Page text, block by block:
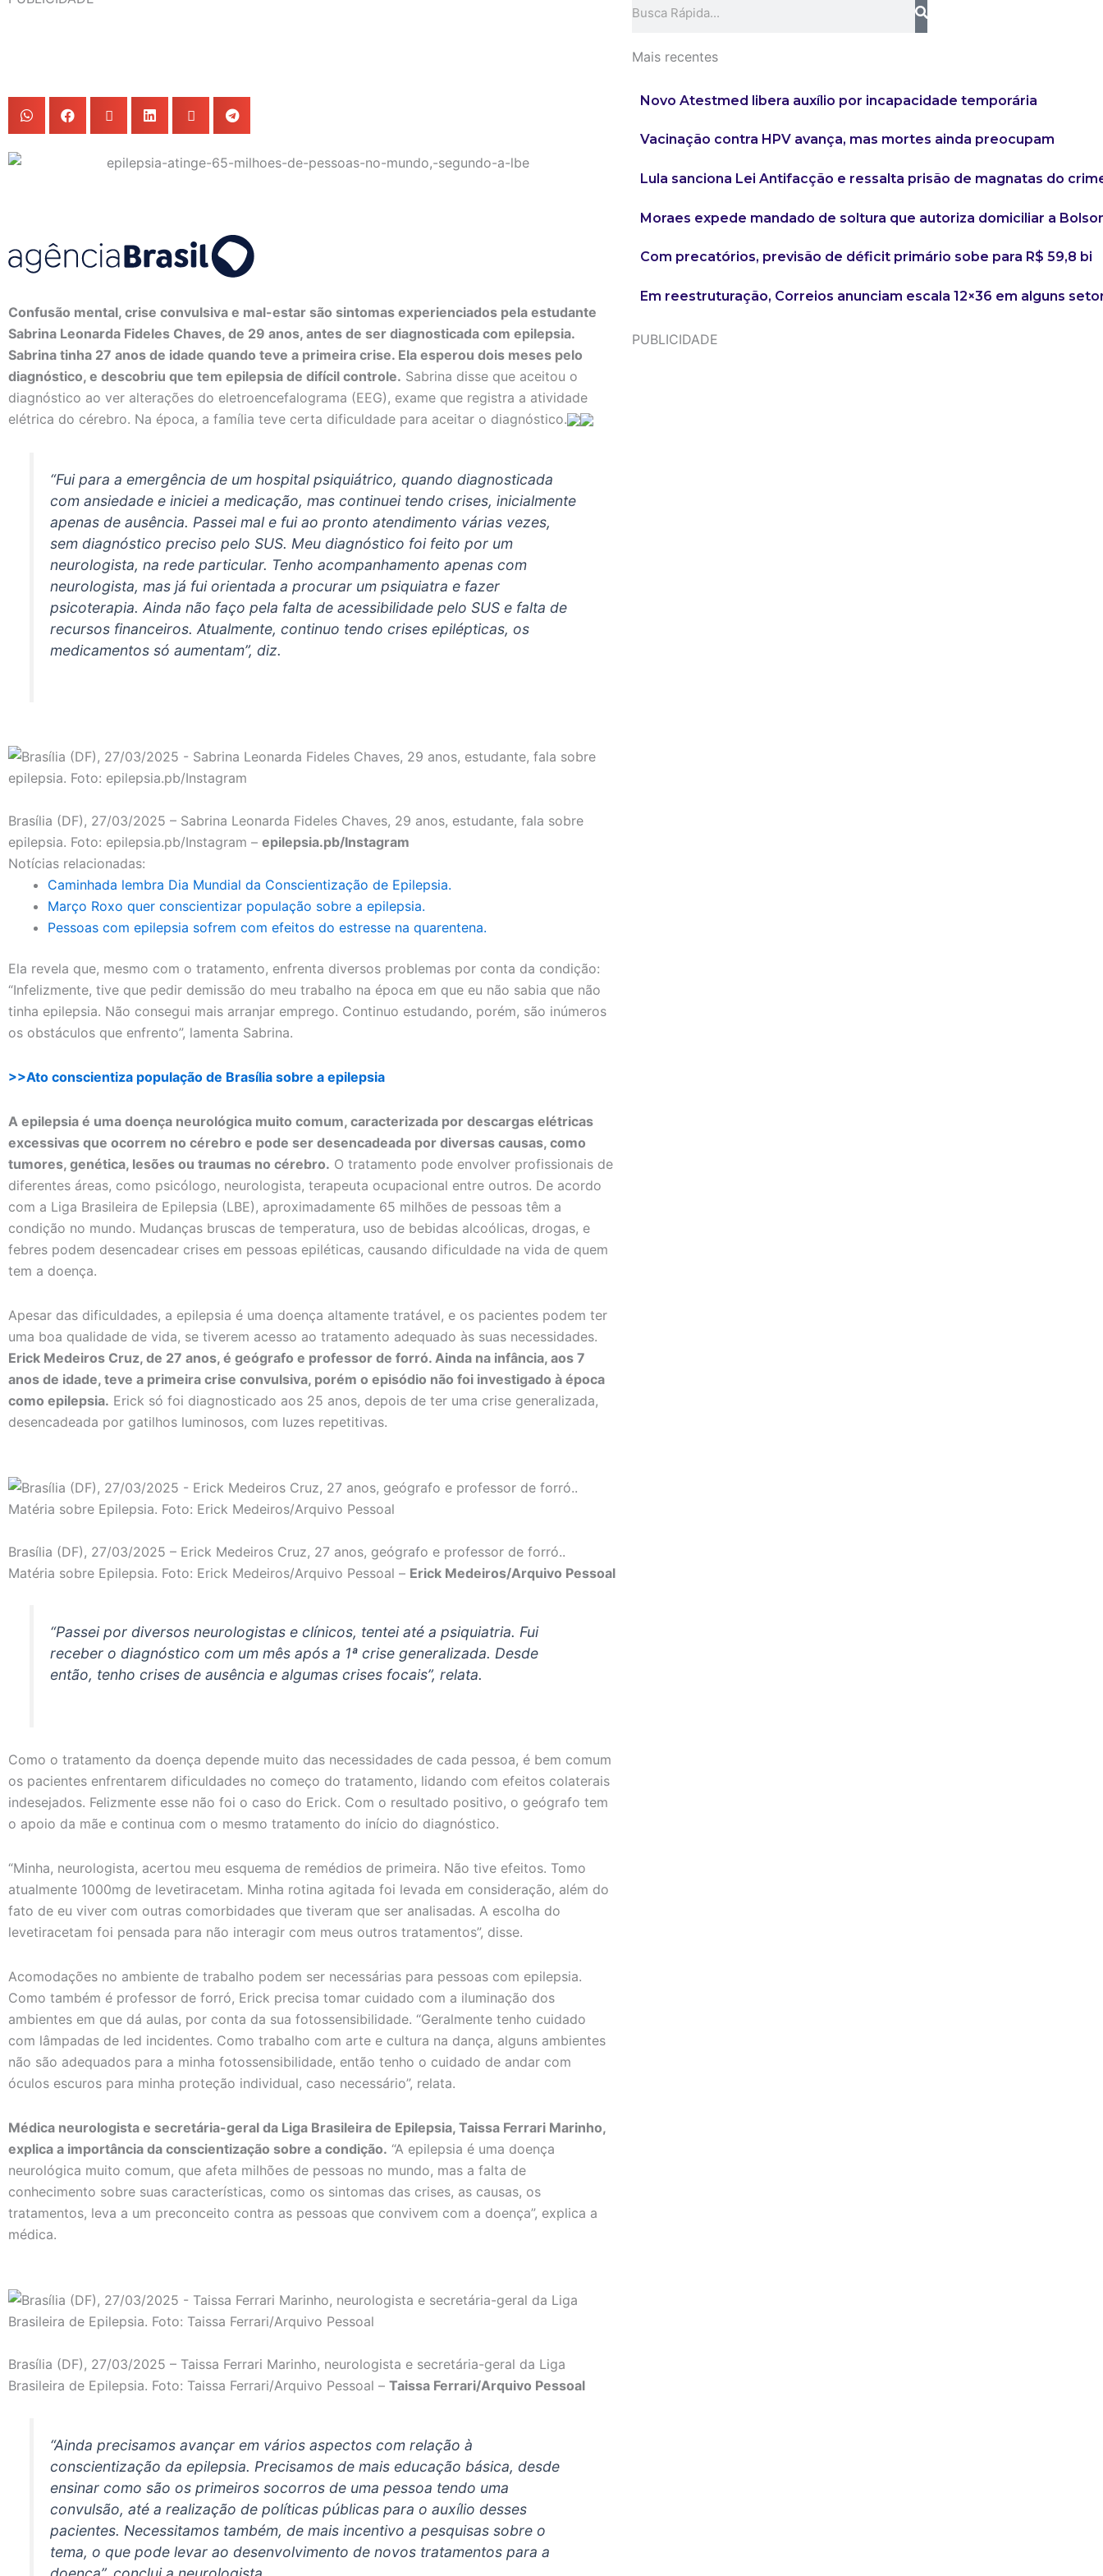
Confusão mental, crise convulsiva e mal-estar são sintomas experienciados pela estudante
Sabrina Leonarda Fideles Chaves, de 29 anos, antes de ser diagnosticada com epilepsia.
Sabrina tinha 27 anos de idade quando teve a primeira crise. Ela esperou dois meses pelo
diagnóstico, e descobriu que tem epilepsia de difícil controle. Sabrina disse que aceitou o
diagnóstico ao ver alterações do eletroencefalograma (EEG), exame que registra a atividade
elétrica do cérebro. Na época, a família teve certa dificuldade para aceitar o diagnóstico.
“Fui para a emergência de um hospital psiquiátrico, quando diagnosticada
com ansiedade e iniciei a medicação, mas continuei tendo crises, inicialmente
apenas de ausência. Passei mal e fui ao pronto atendimento várias vezes,
sem diagnóstico preciso pelo SUS. Meu diagnóstico foi feito por um
neurologista, na rede particular. Tenho acompanhamento apenas com
neurologista, mas já fui orientada a procurar um psiquiatra e fazer
psicoterapia. Ainda não faço pela falta de acessibilidade pelo SUS e falta de
recursos financeiros. Atualmente, continuo tendo crises epilépticas, os
medicamentos só aumentam”, diz.
Brasília (DF), 27/03/2025 – Sabrina Leonarda Fideles Chaves, 29 anos, estudante, fala sobre
epilepsia. Foto: epilepsia.pb/Instagram – epilepsia.pb/Instagram
Notícias relacionadas:
Caminhada lembra Dia Mundial da Conscientização de Epilepsia.
Março Roxo quer conscientizar população sobre a epilepsia.
Pessoas com epilepsia sofrem com efeitos do estresse na quarentena.
Ela revela que, mesmo com o tratamento, enfrenta diversos problemas por conta da condição:
“Infelizmente, tive que pedir demissão do meu trabalho na época em que eu não sabia que não
tinha epilepsia. Não consegui mais arranjar emprego. Continuo estudando, porém, são inúmeros
os obstáculos que enfrento”, lamenta Sabrina.
>>Ato conscientiza população de Brasília sobre a epilepsia
A epilepsia é uma doença neurológica muito comum, caracterizada por descargas elétricas
excessivas que ocorrem no cérebro e pode ser desencadeada por diversas causas, como
tumores, genética, lesões ou traumas no cérebro. O tratamento pode envolver profissionais de
diferentes áreas, como psicólogo, neurologista, terapeuta ocupacional entre outros. De acordo
com a Liga Brasileira de Epilepsia (LBE), aproximadamente 65 milhões de pessoas têm a
condição no mundo. Mudanças bruscas de temperatura, uso de bebidas alcoólicas, drogas, e
febres podem desencadear crises em pessoas epiléticas, causando dificuldade na vida de quem
tem a doença.
Apesar das dificuldades, a epilepsia é uma doença altamente tratável, e os pacientes podem ter
uma boa qualidade de vida, se tiverem acesso ao tratamento adequado às suas necessidades.
Erick Medeiros Cruz, de 27 anos, é geógrafo e professor de forró. Ainda na infância, aos 7
anos de idade, teve a primeira crise convulsiva, porém o episódio não foi investigado à época
como epilepsia. Erick só foi diagnosticado aos 25 anos, depois de ter uma crise generalizada,
desencadeada por gatilhos luminosos, com luzes repetitivas.
Brasília (DF), 27/03/2025 – Erick Medeiros Cruz, 27 anos, geógrafo e professor de forró..
Matéria sobre Epilepsia. Foto: Erick Medeiros/Arquivo Pessoal – Erick Medeiros/Arquivo Pessoal
“Passei por diversos neurologistas e clínicos, tentei até a psiquiatria. Fui
receber o diagnóstico com um mês após a 1ª crise generalizada. Desde
então, tenho crises de ausência e algumas crises focais”, relata.
Como o tratamento da doença depende muito das necessidades de cada pessoa, é bem comum
os pacientes enfrentarem dificuldades no começo do tratamento, lidando com efeitos colaterais
indesejados. Felizmente esse não foi o caso do Erick. Com o resultado positivo, o geógrafo tem
o apoio da mãe e continua com o mesmo tratamento do início do diagnóstico.
“Minha, neurologista, acertou meu esquema de remédios de primeira. Não tive efeitos. Tomo
atualmente 1000mg de levetiracetam. Minha rotina agitada foi levada em consideração, além do
fato de eu viver com outras comorbidades que tiveram que ser analisadas. A escolha do
levetiracetam foi pensada para não interagir com meus outros tratamentos”, disse.
Acomodações no ambiente de trabalho podem ser necessárias para pessoas com epilepsia.
Como também é professor de forró, Erick precisa tomar cuidado com a iluminação dos
ambientes em que dá aulas, por conta da sua fotossensibilidade. “Geralmente tenho cuidado
com lâmpadas de led incidentes. Como trabalho com arte e cultura na dança, alguns ambientes
não são adequados para a minha fotossensibilidade, então tenho o cuidado de andar com
óculos escuros para minha proteção individual, caso necessário”, relata.
Médica neurologista e secretária-geral da Liga Brasileira de Epilepsia, Taissa Ferrari Marinho,
explica a importância da conscientização sobre a condição. “A epilepsia é uma doença
neurológica muito comum, que afeta milhões de pessoas no mundo, mas a falta de
conhecimento sobre suas características, como os sintomas das crises, as causas, os
tratamentos, leva a um preconceito contra as pessoas que convivem com a doença”, explica a
médica.
Brasília (DF), 27/03/2025 – Taissa Ferrari Marinho, neurologista e secretária-geral da Liga
Brasileira de Epilepsia. Foto: Taissa Ferrari/Arquivo Pessoal – Taissa Ferrari/Arquivo Pessoal
“Ainda precisamos avançar em vários aspectos com relação à
conscientização da epilepsia. Precisamos de mais educação básica, desde
ensinar como são os primeiros socorros de uma pessoa tendo uma
convulsão, até a realização de políticas públicas para o auxílio desses
pacientes. Necessitamos também, de mais incentivo a pesquisas sobre o
tema, o que pode levar ao desenvolvimento de novos tratamentos para a
Mais recentes
Novo Atestmed libera auxílio por incapacidade temporária
Vacinação contra HPV avança, mas mortes ainda preocupam
Lula sanciona Lei Antifacção e ressalta prisão de magnatas do
Moraes expede mandado de soltura que autoriza domiciliar a
Com precatórios, previsão de déficit primário sobe para R$ 59,8 bi
Em reestruturação, Correios anunciam escala 12×36 em alguns
PUBLICIDADE